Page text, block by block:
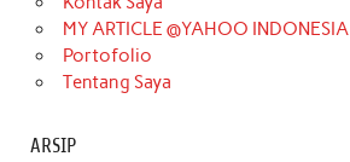
MY ARTICLE @YAHOO INDONESIA
Portofolio
Tentang Saya
ARSIP